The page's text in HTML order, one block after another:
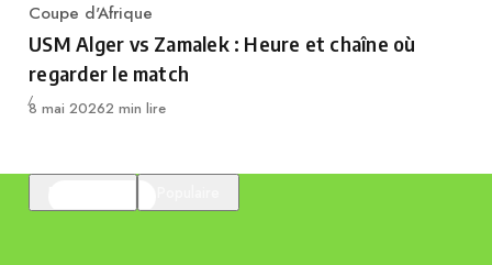
Category
Coupe d'Afrique
USM Alger vs Zamalek : Heure et chaîne où
regarder le match
Publié
8 mai 20262 min lire